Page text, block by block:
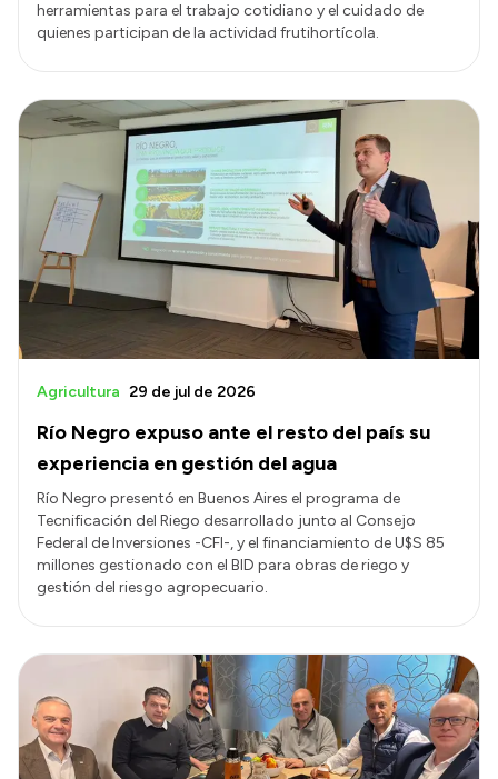
herramientas para el trabajo cotidiano y el cuidado de
quienes participan de la actividad frutihortícola.
Río Negro expuso ante el resto del país su
experiencia en gestión del agua
Agricultura 29 de jul de 2026
Río Negro presentó en Buenos Aires el programa de
Tecnificación del Riego desarrollado junto al Consejo
Federal de Inversiones -CFI-, y el financiamiento de U$S 85
millones gestionado con el BID para obras de riego y
gestión del riesgo agropecuario.